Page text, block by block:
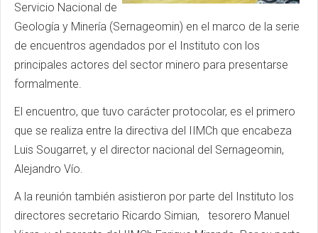
Servicio Nacional de
Geología y Minería (Sernageomin) en el marco de la serie
de encuentros agendados por el Instituto con los
principales actores del sector minero para presentarse
formalmente.
El encuentro, que tuvo carácter protocolar, es el primero
que se realiza entre la directiva del IIMCh que encabeza
Luis Sougarret, y el director nacional del Sernageomin,
Alejandro Vío.
A la reunión también asistieron por parte del Instituto los
directores secretario Ricardo Simian, tesorero Manuel